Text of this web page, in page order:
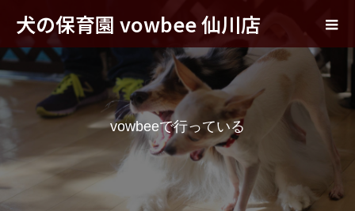
犬の保育園 vowbee 仙川店
vowbeeで行っている子犬